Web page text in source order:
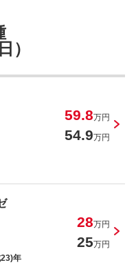
）
59.8万円
54.9万円
28万円
25万円
年